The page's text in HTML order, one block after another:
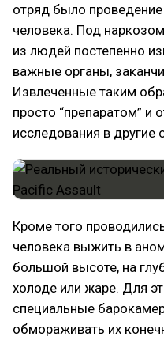
отряд было
человека. Под
из людей постепенно
важные органы,
Извлеченные таким
просто “препаратом” и
исследования в другие
Кроме того
человека выжить в
большой высоте, на
холоде или жаре. Для
специальные
обмораживать их